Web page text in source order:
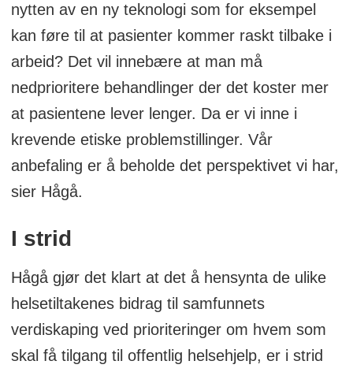
nytten av en ny teknologi som for eksempel
kan føre til at pasienter kommer raskt tilbake i
arbeid? Det vil innebære at man må
nedprioritere behandlinger der det koster mer
at pasientene lever lenger. Da er vi inne i
krevende etiske problemstillinger. Vår
anbefaling er å beholde det perspektivet vi har,
sier Hågå.
I strid
Hågå gjør det klart at det å hensynta de ulike
helsetiltakenes bidrag til samfunnets
verdiskaping ved prioriteringer om hvem som
skal få tilgang til offentlig helsehjelp, er i strid